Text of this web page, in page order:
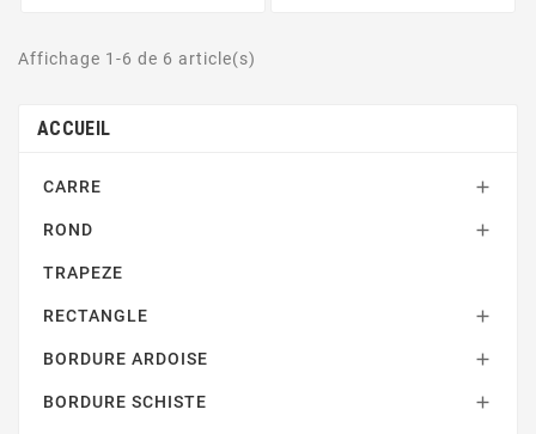
Affichage 1-6 de 6 article(s)
ACCUEIL
CARRE 
ROND 
TRAPEZE
RECTANGLE 
BORDURE ARDOISE 
BORDURE SCHISTE 